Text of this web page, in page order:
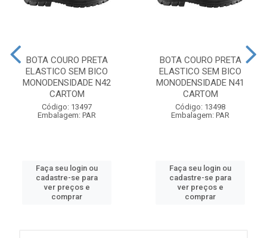
BOTA COURO PRETA
ELASTICO SEM BICO
MONODENSIDADE N42
CARTOM
Código: 13497
Embalagem: PAR
Faça seu login ou
cadastre-se para
ver preços e
comprar
BOTA COURO PRETA
ELASTICO SEM BICO
MONODENSIDADE N41
CARTOM
Código: 13498
Embalagem: PAR
Faça seu login ou
cadastre-se para
ver preços e
comprar